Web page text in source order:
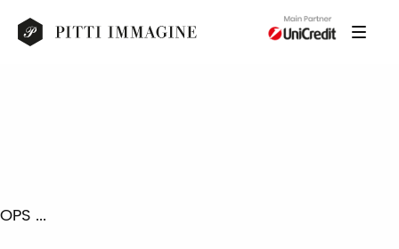
OPS ...